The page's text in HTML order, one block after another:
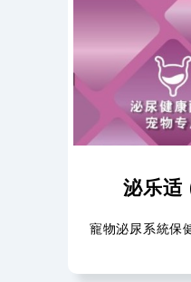
泌乐
寵物泌尿系統保